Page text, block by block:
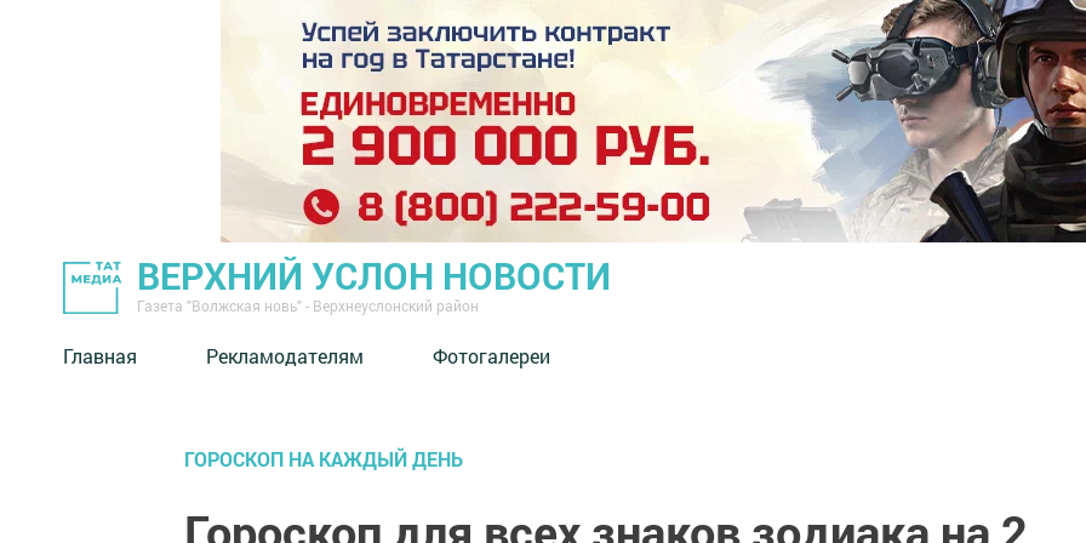
ВЕРХНИЙ УСЛОН НОВОСТИ
Газета "Волжская новь" - Верхнеуслонский район
Главная Рекламодателям Фотогалереи
ГОРОСКОП НА КАЖДЫЙ ДЕНЬ
Гороскоп для всех знаков зодиака на 2